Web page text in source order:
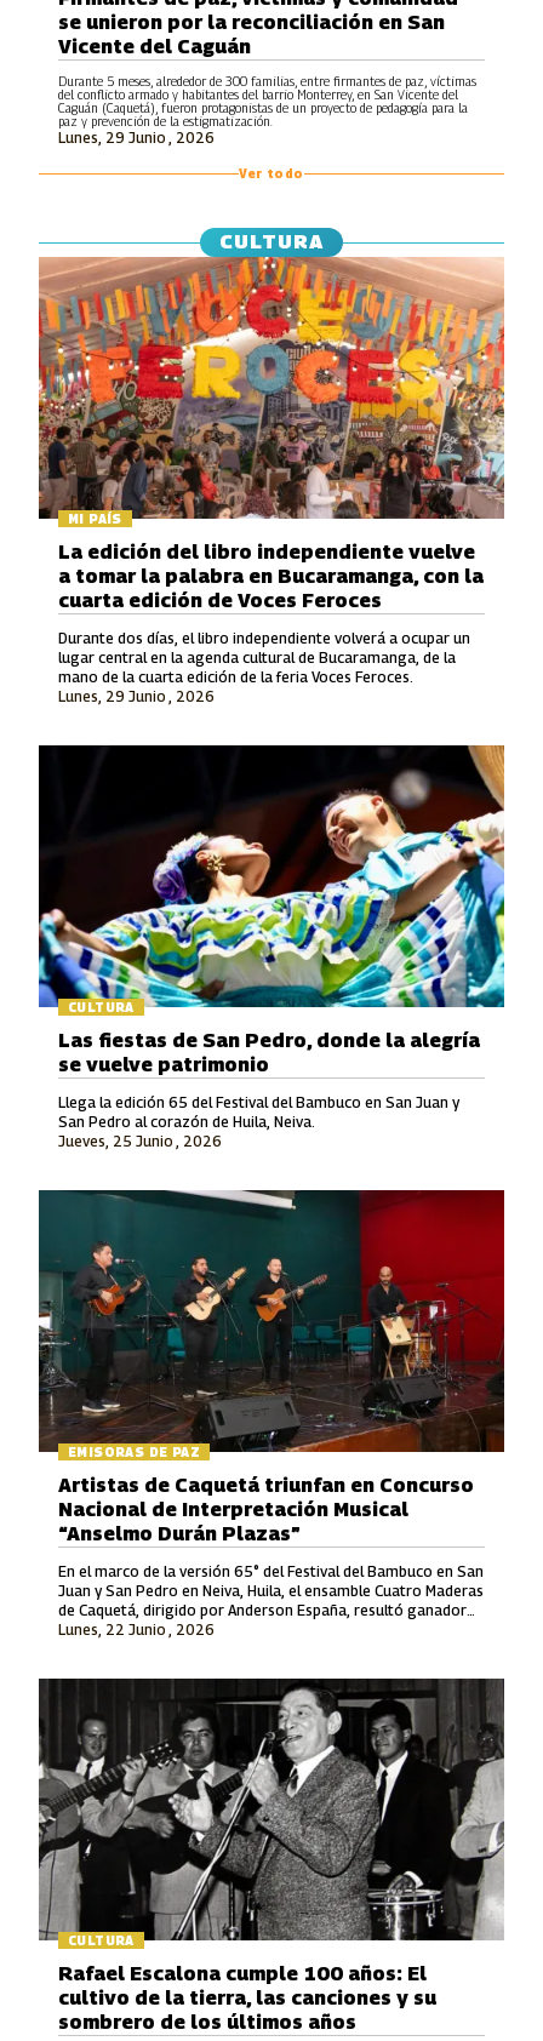
Lunes, 29 Junio , 2026
se unieron por la reconciliación en San
Vicente del Caguán
Durante 5 meses, alrededor de 300 familias, entre firmantes de paz, víctimas
del conflicto armado y habitantes del barrio Monterrey, en San Vicente del
Caguán (Caquetá), fueron protagonistas de un proyecto de pedagogía para la
paz y prevención de la estigmatización.
Ver todo
CULTURA
MI PAÍS
Durante dos días, el libro independiente volverá a ocupar un
lugar central en la agenda cultural de Bucaramanga, de la
mano de la cuarta edición de la feria Voces Feroces.
Lunes, 29 Junio , 2026
La edición del libro independiente vuelve
a tomar la palabra en Bucaramanga, con la
cuarta edición de Voces Feroces
CULTURA
Jueves, 25 Junio , 2026
Las fiestas de San Pedro, donde la alegría
se vuelve patrimonio
Llega la edición 65 del Festival del Bambuco en San Juan y
San Pedro al corazón de Huila, Neiva.
EMISORAS DE PAZ
Lunes, 22 Junio , 2026
Artistas de Caquetá triunfan en Concurso
Nacional de Interpretación Musical
“Anselmo Durán Plazas”
En el marco de la versión 65° del Festival del Bambuco en San
Juan y San Pedro en Neiva, Huila, el ensamble Cuatro Maderas
de Caquetá, dirigido por Anderson España, resultó ganador
en la Modalidad Vocal.
CULTURA
Rafael Escalona cumple 100 años: El
cultivo de la tierra, las canciones y su
sombrero de los últimos años